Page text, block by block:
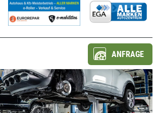
ANFRAGE